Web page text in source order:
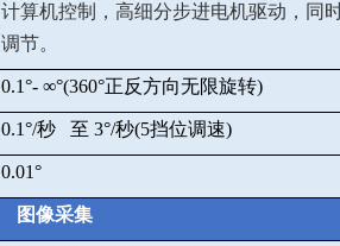
计算机控制，高细分步进电机驱动，同
调节。
0.1°- ∞°(360°正反方向无限旋转)
0.1°/秒 至 3°/秒(5挡位调速)
0.01°
图像采集